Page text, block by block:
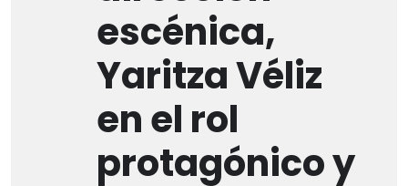
escénica,
Yaritza Véliz
en el rol
protagónico y